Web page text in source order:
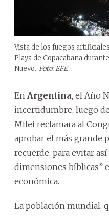
Vista de los fuegos
Playa de Copacabana
Nuevo. Foto: EFE
En Argentina, el Año
incertidumbre, luego
Milei reclamara al
aprobar el más grande
recuerde, para evitar
dimensiones bíblicas”
económica.
La población mundial,